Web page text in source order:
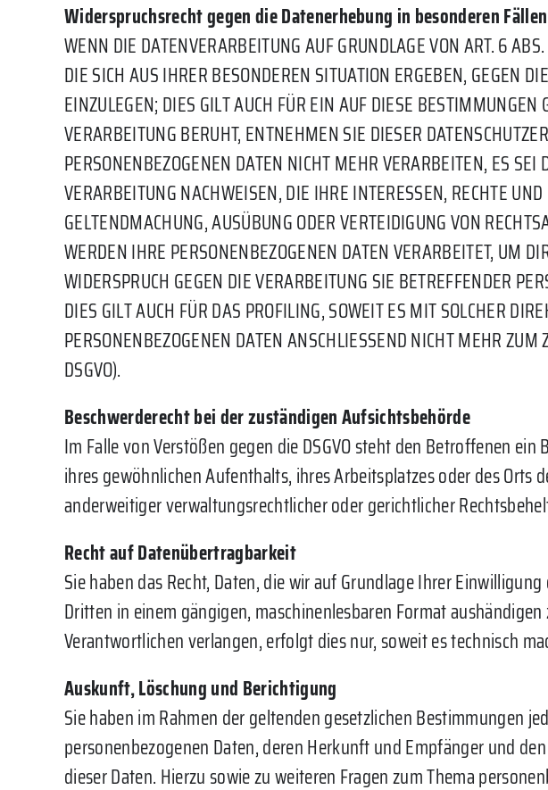
Widerspruchsrecht gegen die Datenerhebung in besonderen
WENN DIE DATENVERARBEITUNG AUF GRUNDLAGE VON ART. 6
DIE SICH AUS IHRER BESONDEREN SITUATION ERGEBEN, GEGEN
EINZULEGEN; DIES GILT AUCH FÜR EIN AUF DIESE
VERARBEITUNG BERUHT, ENTNEHMEN SIE DIESER
PERSONENBEZOGENEN DATEN NICHT MEHR VERARBEITEN, ES
VERARBEITUNG NACHWEISEN, DIE IHRE INTERESSEN, RECHTE
GELTENDMACHUNG, AUSÜBUNG ODER VERTEIDIGUNG VON
WERDEN IHRE PERSONENBEZOGENEN DATEN VERARBEITET, UM
WIDERSPRUCH GEGEN DIE VERARBEITUNG SIE BETREFFENDER
DIES GILT AUCH FÜR DAS PROFILING, SOWEIT ES MIT SOLCHER
PERSONENBEZOGENEN DATEN ANSCHLIESSEND NICHT MEHR
DSGVO).
Beschwerderecht bei der zuständigen Aufsichtsbehörde
Im Falle von Verstößen gegen die DSGVO steht den Betroffenen
ihres gewöhnlichen Aufenthalts, ihres Arbeitsplatzes oder des Orts
anderweitiger verwaltungsrechtlicher oder gerichtlicher
Recht auf Datenübertragbarkeit
Sie haben das Recht, Daten, die wir auf Grundlage Ihrer
Dritten in einem gängigen, maschinenlesbaren Format
Verantwortlichen verlangen, erfolgt dies nur, soweit es technisch
Auskunft, Löschung und Berichtigung
Sie haben im Rahmen der geltenden gesetzlichen Bestimmungen
personenbezogenen Daten, deren Herkunft und Empfänger und
dieser Daten. Hierzu sowie zu weiteren Fragen zum Thema